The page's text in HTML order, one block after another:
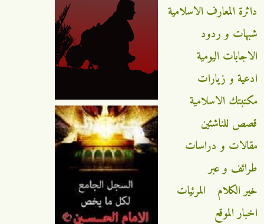
دائرة المعارف الاسلامية
شبهات و ردود
الاجابات اليومية
ادعية و زيارات
مكتبتك الاسلامية
قصص للناشئين
مقالات و دراسات
طرائف و عبر
خير الكلام
المرئيات
اخبار الموقع